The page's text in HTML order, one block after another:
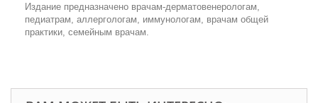
Издание предназначено врачам-дерматовенерологам,
педиатрам, аллергологам, иммунологам, врачам общей
практики, семейным врачам.